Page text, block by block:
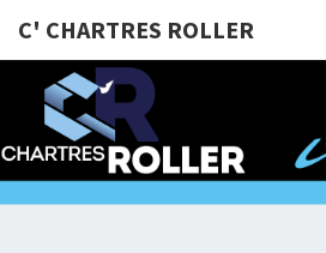
C' CHARTRES ROLLER